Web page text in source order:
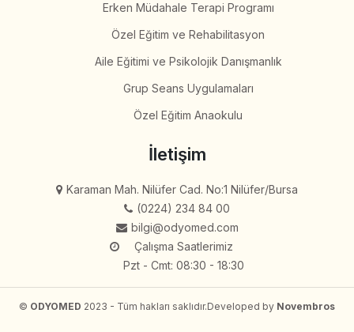
Erken Müdahale Terapi Programı
Özel Eğitim ve Rehabilitasyon
Aile Eğitimi ve Psikolojik Danışmanlık
Grup Seans Uygulamaları
Özel Eğitim Anaokulu
İletişim
Karaman Mah. Nilüfer Cad. No:1 Nilüfer/Bursa
(0224) 234 84 00
bilgi@odyomed.com
Çalışma Saatlerimiz
Pzt - Cmt: 08:30 - 18:30
© ODYOMED 2023 - Tüm hakları saklıdır.Developed by Novembros